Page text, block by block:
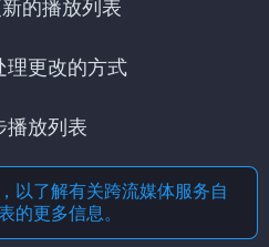
的播放列表
理更改的方式
播放列表
以了解有关跨流媒体服务自
的更多信息。